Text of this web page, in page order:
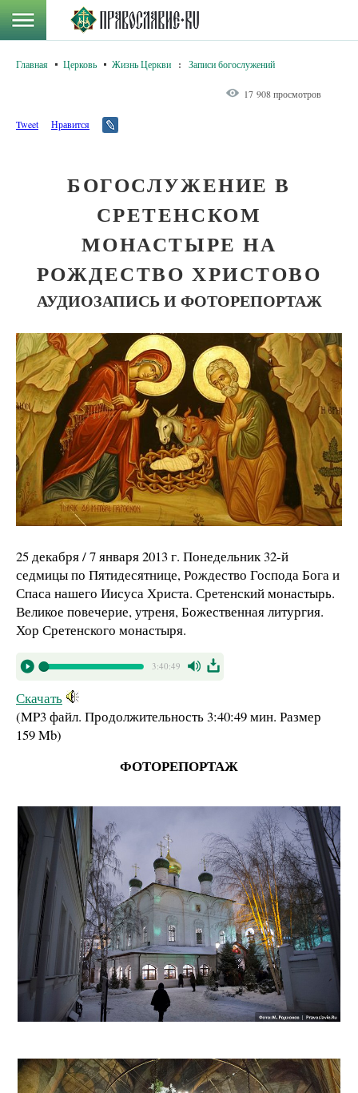
Главная Церковь Жизнь Церкви : Записи богослужений
17 908 просмотров
Tweet Нравится
БОГОСЛУЖЕНИЕ В
СРЕТЕНСКОМ
МОНАСТЫРЕ НА
РОЖДЕСТВО ХРИСТОВО
АУДИОЗАПИСЬ И ФОТОРЕПОРТАЖ
25 декабря / 7 января 2013 г. Понедельник 32-й
седмицы по Пятидесятнице, Рождество Господа Бога и
Спаса нашего Иисуса Христа. Сретенский монастырь.
Великое повечерие, утреня, Божественная литургия.
Хор Сретенского монастыря.
3:40:49
Скачать
(MP3 файл. Продолжительность 3:40:49 мин. Размер
159 Mb)
ФОТОРЕПОРТАЖ